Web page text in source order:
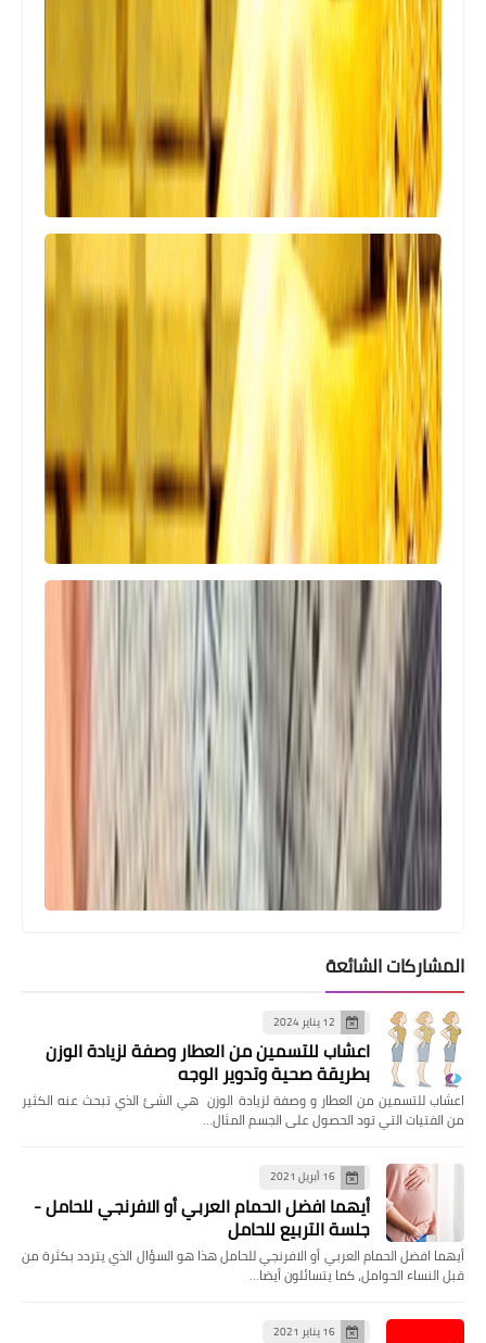
المشاركات الشائعة
12 يناير 2024
اعشاب للتسمين من العطار وصفة لزيادة الوزن
بطريقة صحية وتدوير الوجه
اعشاب للتسمين من العطار و وصفة لزيادة الوزن هي الشئ الذي تبحث عنه الكثير
من الفتيات التي تود الحصول على الجسم المثال…
16 أبريل 2021
أيهما افضل الحمام العربي أو الافرنجي للحامل -
جلسة التربيع للحامل
أيهما افضل الحمام العربي أو الافرنجي للحامل هذا هو السؤال الذي يتردد بكثرة من
قبل النساء الحوامل، كما يتسائلون أيضا…
16 يناير 2021